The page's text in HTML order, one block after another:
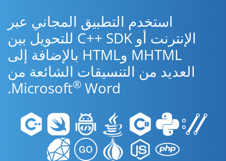
استخدم التطبيق المجاني عبر
الإنترنت أو C++ SDK للتحويل بين
MHTML وHTML بالإضافة إلى
العديد من التنسيقات الشائعة من
Microsoft® Word.